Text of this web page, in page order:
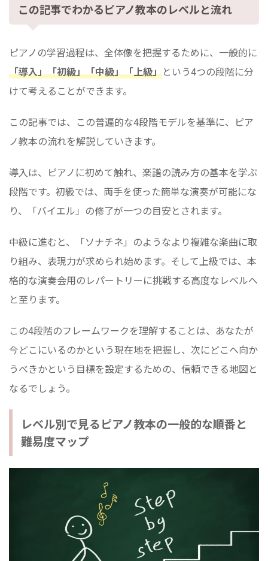
この記事でわかるピアノ教本のレベルと流れ
ピアノの学習過程は、全体像を把握するために、一般的に
「導入」「初級」「中級」「上級」という4つの段階に分
けて考えることができます。
この記事では、この普遍的な4段階モデルを基準に、ピア
ノ教本の流れを解説していきます。
導入は、ピアノに初めて触れ、楽譜の読み方の基本を学ぶ
段階です。初級では、両手を使った簡単な演奏が可能にな
り、「バイエル」の修了が一つの目安とされます。
中級に進むと、「ソナチネ」のようなより複雑な楽曲に取
り組み、表現力が求められ始めます。そして上級では、本
格的な演奏会用のレパートリーに挑戦する高度なレベルへ
と至ります。
この4段階のフレームワークを理解することは、あなたが
今どこにいるのかという現在地を把握し、次にどこへ向か
うべきかという目標を設定するための、信頼できる地図と
なるでしょう。
レベル別で見るピアノ教本の一般的な順番と
難易度マップ